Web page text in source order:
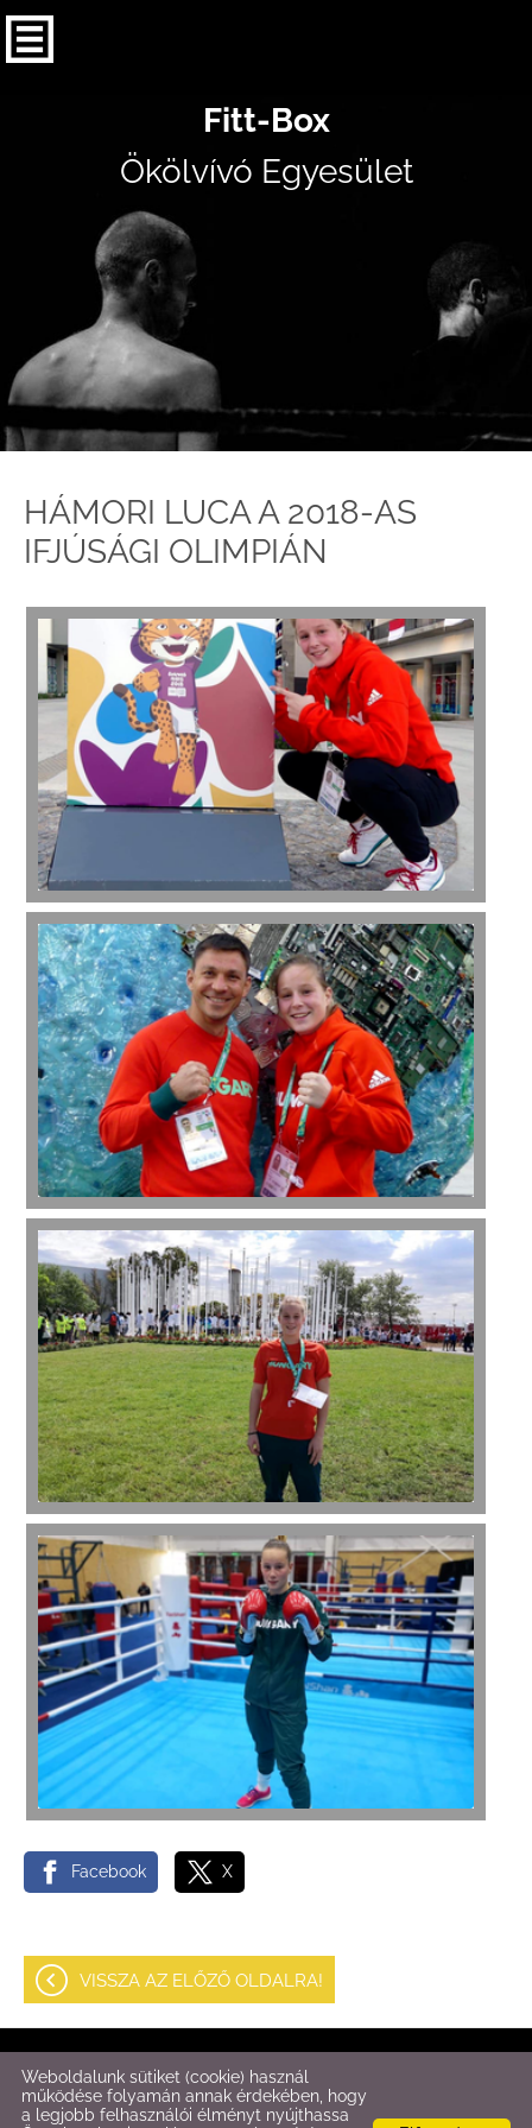
Fitt-Box
Ökölvívó Egyesület
HÁMORI LUCA A 2018-AS
IFJÚSÁGI OLIMPIÁN
Facebook X
VISSZA AZ ELŐZŐ OLDALRA!
© 2026 - Fitt-Box
Oldal információkl Adatkezelési tájékoztatólImpresszum
Weboldalunk sütiket (cookie) használ
működése folyamán annak érdekében, hogy
a legjobb felhasználói élményt nyújthassa